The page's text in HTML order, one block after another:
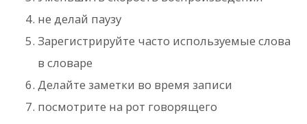
не делай паузу
Зарегистрируйте часто используемые слова
в словаре
Делайте заметки во время записи
посмотрите на рот говорящего